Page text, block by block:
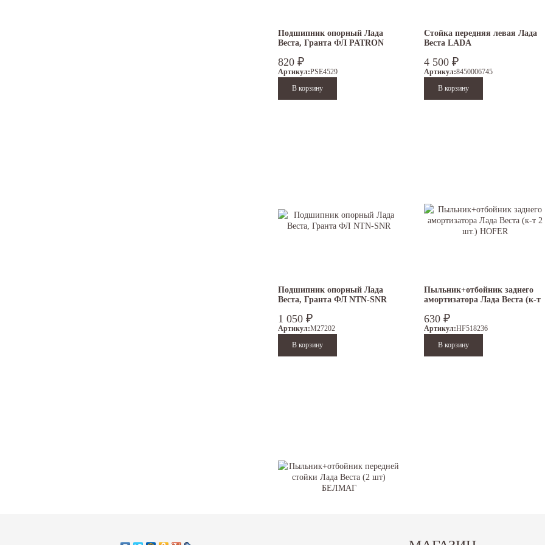
Подшипник опорный Лада
Веста, Гранта ФЛ PATRON
820 ₽
Артикул:PSE4529
Стойка передняя левая Лада
Веста LADA
4 500 ₽
Артикул:8450006745
Подшипник опорный Лада
Веста, Гранта ФЛ NTN-SNR
1 050 ₽
Артикул:M27202
Пыльник+отбойник заднего
амортизатора Лада Веста (к-т
630 ₽
Артикул:HF518236